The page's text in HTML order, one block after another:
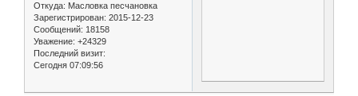
Откуда: Масловка песчановка
Зарегистрирован: 2015-12-23
Сообщений: 18158
Уважение: +24329
Последний визит:
Сегодня 07:09:56